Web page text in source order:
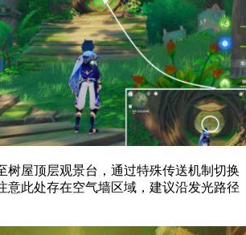
树屋顶层观景台，通过特殊传送机制切换
意此处存在空气墙区域，建议沿发光路径